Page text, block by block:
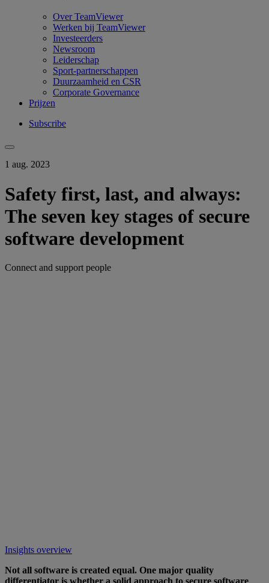
Over TeamViewer
Werken bij TeamViewer
Investeerders
Newsroom
Leiderschap
Sport-partnerschappen
Duurzaamheid en CSR
Corporate Governance
Prijzen
Subscribe
1 aug. 2023
Safety first, last, and always:
The seven key stages of secure
software development
Connect and support people
Insights overview
Not all software is created equal. One major quality